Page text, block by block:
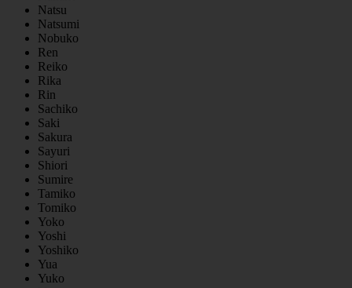
Natsu
Natsumi
Nobuko
Ren
Reiko
Rika
Rin
Sachiko
Saki
Sakura
Sayuri
Shiori
Sumire
Tamiko
Tomiko
Yoko
Yoshi
Yoshiko
Yua
Yuko